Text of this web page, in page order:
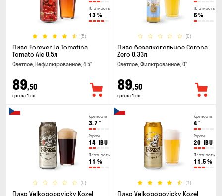
Плотность
13 %
(5)
Пиво Forever La Tomatina
Tomato Ale 0.5л
Светлое, Нефильтрованное, 4.5°
89,50
грн за 1 шт
Плотность
6 %
(0)
Пиво безалкогольное Corona
Zero 0.33л
Светлое, Фильтрованное, 0°
89,50
грн за 1 шт
Крепость
3.7 °
Горечь
14 IBU
Плотность
11 %
(0)
Пиво Velkopopovicky Kozel
Крепость
4°
Горечь
20 IBU
Плотность
11.5 %
(1)
Пиво Velkopopovicky Kozel